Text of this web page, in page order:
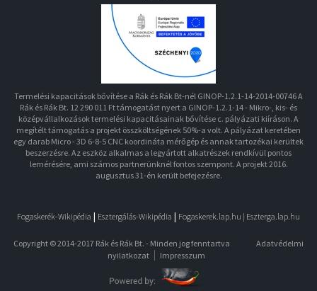
Termelési kapacitások bővítése a Rák és Rák Bt-nél GINOP-1.2.1-14-2014-00746 A
Rák és Rák Bt. 12 290 011 Ft támogatást nyert a GINOP-1.2.1-14 - Mikro-, kis- és
középvállalkozások termelési kapacitásainak bővítése c. pályázati kiíráson. A
megítélt támogatás a projekt összköltségének 50%-a volt. A pályázat keretében
egy darab Micro - 3D 6-8-5 CNC koordináta mérőgép és annak tartozékai kerültek
beszerzésre. Az eszköz alkalmas a legyártott alkatrészek rendkívül pontos
lemérésére, ami számos partnerünknél fontos szempont. A projekt 2016.
augusztus 31-én került befejezésre.
Fogaskerék-Wikipédia | Esztergálás-Wikipédia | Fogaskerek.lap.hu | Eszterga.lap.hu
Copyright © 2014-2017 Rák és Rák Bt. - Minden jog fenntartva
Adatvédelmi
nyilatkozat
Impresszum